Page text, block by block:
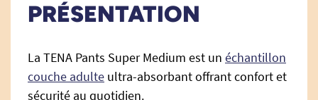
PRÉSENTATION
La TENA Pants Super Medium est un échantillon
couche adulte ultra-absorbant offrant confort et
sécurité au quotidien.